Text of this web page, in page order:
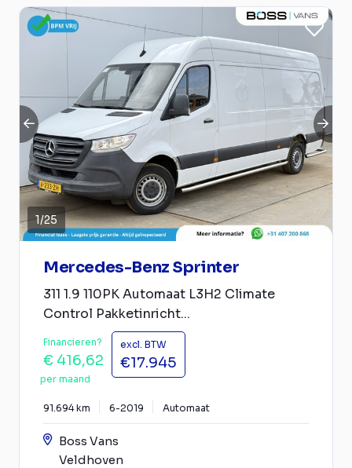
1/25
Mercedes-Benz Sprinter
311 1.9 110PK Automaat L3H2 Climate
Control Pakketinricht...
Financieren?
€ 416,62
per maand
excl. BTW
€17.945
91.694 km 6-2019 Automaat
Boss Vans
Veldhoven